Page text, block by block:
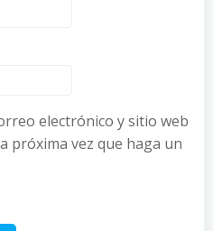
electrónico y sitio web
próxima vez que haga un